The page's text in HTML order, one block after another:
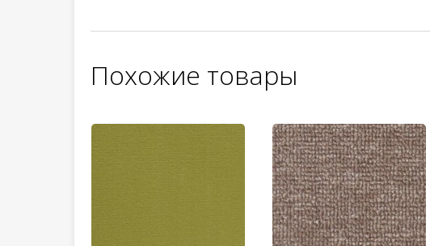
Похожие товары